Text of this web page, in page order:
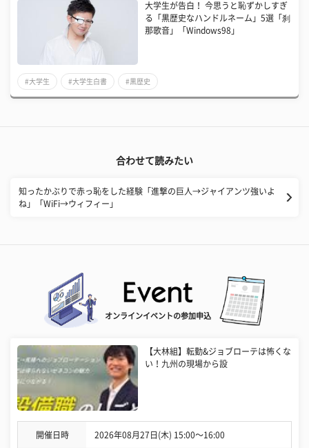
大学生が告白！ 今思うと恥ずかしすぎ
る「黒歴史なハンドルネーム」5選「刹
那歌音」「Windows98」
#大学生 #大学生白書 #黒歴史
合わせて読みたい
知ったかぶりで赤っ恥をした経験「進撃の巨人→ジャイアンツ強いよ
ね」「WiFi→ウィフィー」
オンラインイベントの参加申込
【大林組】転勤&ジョブローテは怖くな
い！九州の現場から設
開催日時 2026年08月27日(木) 15:00〜16:00